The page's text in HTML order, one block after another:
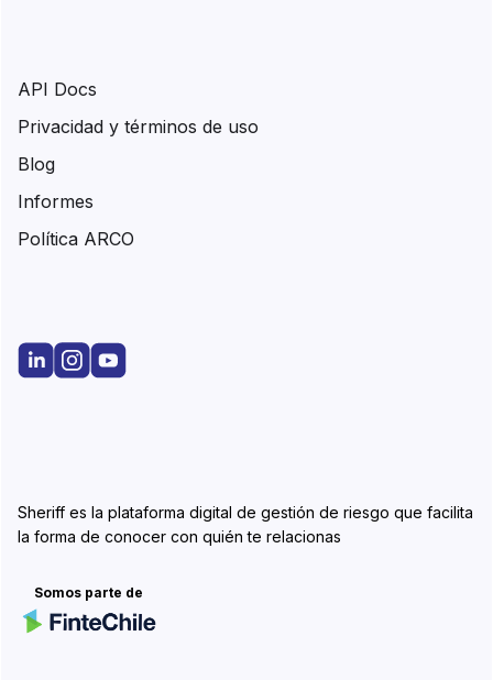
Sheriff es la plataforma digital de gestión de riesgo que facilita
la forma de conocer con quién te relacionas
Somos parte de
API Docs
Privacidad y términos de uso
Blog
Informes
Política ARCO